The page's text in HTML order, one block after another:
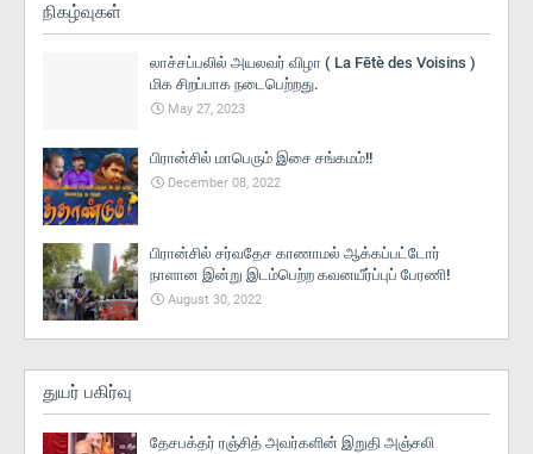
நிகழ்வுகள்
லாச்சப்பலில் அயலவர் விழா ( La Fētè des Voisins )
மிக சிறப்பாக நடைபெற்றது.
May 27, 2023
பிரான்சில் மாபெரும் இசை சங்கமம்!!
December 08, 2022
பிரான்சில் சர்வதேச காணாமல் ஆக்கப்பட்டோர்
நாளான இன்று இடம்பெற்ற கவனயீர்ப்புப் பேரணி!
August 30, 2022
துயர் பகிர்வு
தேசபக்தர் ரஞ்சித் அவர்களின் இறுதி அஞ்சலி